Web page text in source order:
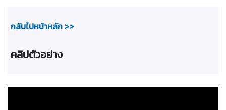
กลับไปหน้าหลัก >>
คลิปตัวอย่าง